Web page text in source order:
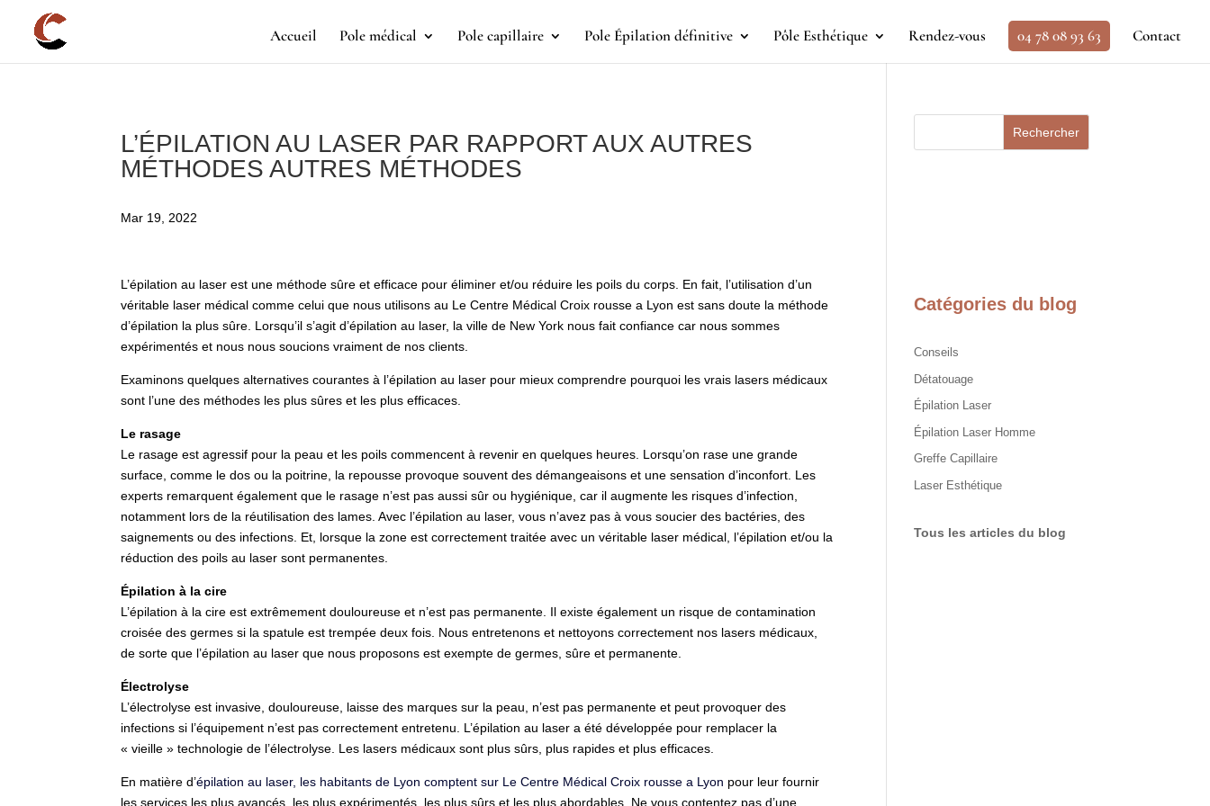
Accueil Pole médical Pole capillaire Pole Épilation définitive Pôle Esthétique Rendez-vous 04 78 08 93 63 Contact
L’ÉPILATION AU LASER PAR RAPPORT AUX AUTRES
MÉTHODES AUTRES MÉTHODES
Mar 19, 2022
L’épilation au laser est une méthode sûre et efficace pour éliminer et/ou réduire les poils du corps. En fait, l’utilisation d’un
véritable laser médical comme celui que nous utilisons au Le Centre Médical Croix rousse a Lyon est sans doute la méthode
d’épilation la plus sûre. Lorsqu’il s’agit d’épilation au laser, la ville de New York nous fait confiance car nous sommes
expérimentés et nous nous soucions vraiment de nos clients.
Examinons quelques alternatives courantes à l’épilation au laser pour mieux comprendre pourquoi les vrais lasers médicaux
sont l’une des méthodes les plus sûres et les plus efficaces.
Le rasage
Le rasage est agressif pour la peau et les poils commencent à revenir en quelques heures. Lorsqu’on rase une grande
surface, comme le dos ou la poitrine, la repousse provoque souvent des démangeaisons et une sensation d’inconfort. Les
experts remarquent également que le rasage n’est pas aussi sûr ou hygiénique, car il augmente les risques d’infection,
notamment lors de la réutilisation des lames. Avec l’épilation au laser, vous n’avez pas à vous soucier des bactéries, des
saignements ou des infections. Et, lorsque la zone est correctement traitée avec un véritable laser médical, l’épilation et/ou la
réduction des poils au laser sont permanentes.
Épilation à la cire
L’épilation à la cire est extrêmement douloureuse et n’est pas permanente. Il existe également un risque de contamination
croisée des germes si la spatule est trempée deux fois. Nous entretenons et nettoyons correctement nos lasers médicaux,
de sorte que l’épilation au laser que nous proposons est exempte de germes, sûre et permanente.
Électrolyse
L’électrolyse est invasive, douloureuse, laisse des marques sur la peau, n’est pas permanente et peut provoquer des
infections si l’équipement n’est pas correctement entretenu. L’épilation au laser a été développée pour remplacer la
« vieille » technologie de l’électrolyse. Les lasers médicaux sont plus sûrs, plus rapides et plus efficaces.
En matière d’épilation au laser, les habitants de Lyon comptent sur Le Centre Médical Croix rousse a Lyon pour leur fournir
les services les plus avancés, les plus expérimentés, les plus sûrs et les plus abordables. Ne vous contentez pas d’une
Rechercher
Catégories du blog
Conseils
Détatouage
Épilation Laser
Épilation Laser Homme
Greffe Capillaire
Laser Esthétique
Tous les articles du blog